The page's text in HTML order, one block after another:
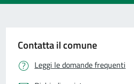
Contatta il comune
Leggi le domande frequenti